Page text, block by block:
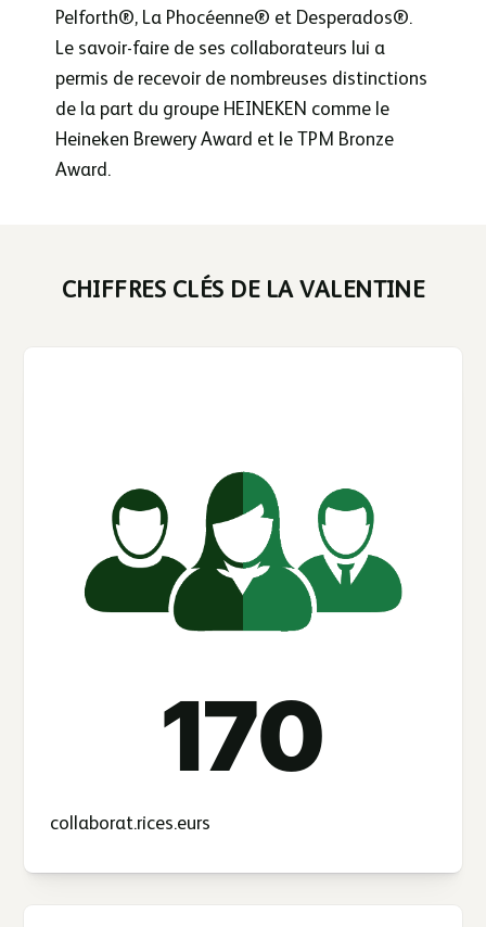
Pelforth®, La Phocéenne® et Desperados®.
Le savoir-faire de ses collaborateurs lui a
permis de recevoir de nombreuses distinctions
de la part du groupe HEINEKEN comme le
Heineken Brewery Award et le TPM Bronze
Award.
CHIFFRES CLÉS DE LA VALENTINE
170
collaborat.rices.eurs